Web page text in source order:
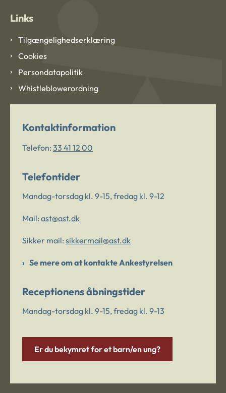
Links
Tilgængelighedserklæring
Cookies
Persondatapolitik
Whistleblowerordning
Kontaktinformation
Telefon: 33 41 12 00
Telefontider
Mandag-torsdag kl. 9-15, fredag kl. 9-12
Mail: ast@ast.dk
Sikker mail: sikkermail@ast.dk
Se mere om at kontakte Ankestyrelsen
Receptionens åbningstider
Mandag-torsdag kl. 9-15, fredag kl. 9-13
Er du bekymret for et barn/en ung?